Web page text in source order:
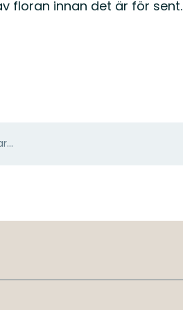
floran innan det är för sent.